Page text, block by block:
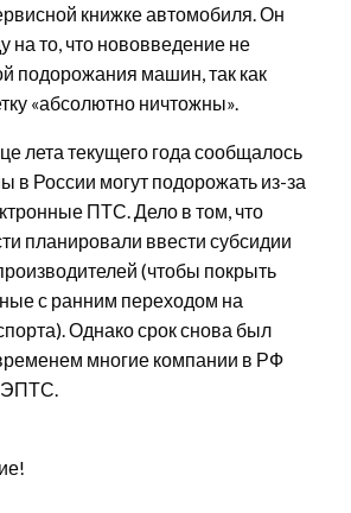
книжке автомобиля. Он
на то, что нововведение не
подорожания машин, так как
«абсолютно ничтожны».
лета текущего года сообщалось
в России могут подорожать из-за
ПТС. Дело в том, что
планировали ввести субсидии
(чтобы покрыть
с ранним переходом на
Однако срок снова был
многие компании в РФ